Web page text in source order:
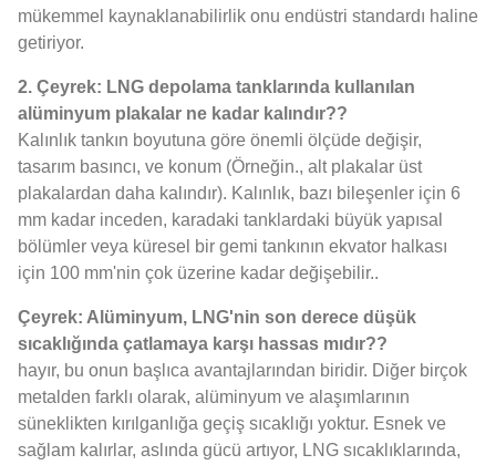
mükemmel kaynaklanabilirlik onu endüstri standardı haline
getiriyor.
2. Çeyrek: LNG depolama tanklarında kullanılan
alüminyum plakalar ne kadar kalındır??
Kalınlık tankın boyutuna göre önemli ölçüde değişir,
tasarım basıncı, ve konum (Örneğin., alt plakalar üst
plakalardan daha kalındır). Kalınlık, bazı bileşenler için 6
mm kadar inceden, karadaki tanklardaki büyük yapısal
bölümler veya küresel bir gemi tankının ekvator halkası
için 100 mm'nin çok üzerine kadar değişebilir..
Çeyrek: Alüminyum, LNG'nin son derece düşük
sıcaklığında çatlamaya karşı hassas mıdır??
hayır, bu onun başlıca avantajlarından biridir. Diğer birçok
metalden farklı olarak, alüminyum ve alaşımlarının
süneklikten kırılganlığa geçiş sıcaklığı yoktur. Esnek ve
sağlam kalırlar, aslında gücü artıyor, LNG sıcaklıklarında,